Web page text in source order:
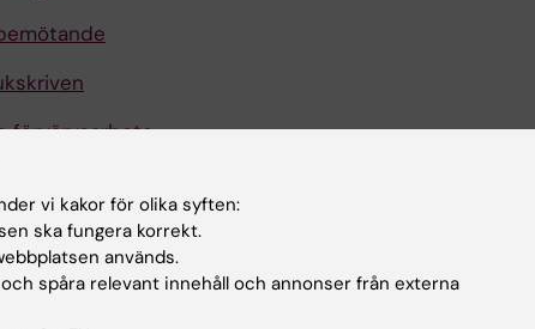
förvärvsarbete
på denna sida?
No
vi kakor för olika syften:
ska fungera korrekt.
används.
spåra relevant innehåll och annonser från externa